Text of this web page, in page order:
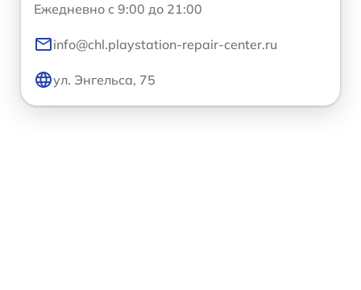
Ежедневно с 9:00 до 21:00
info@chl.playstation-repair-center.ru
ул. Энгельса, 75